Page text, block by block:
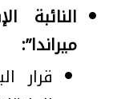
النائبة
ميراندا”:
قرار